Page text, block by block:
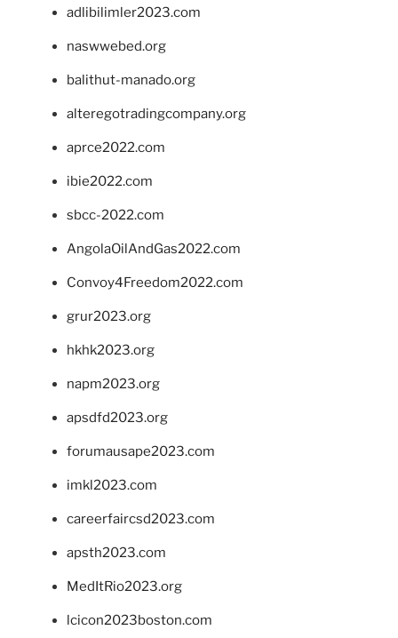
adlibilimler2023.com
naswwebed.org
balithut-manado.org
alteregotradingcompany.org
aprce2022.com
ibie2022.com
sbcc-2022.com
AngolaOilAndGas2022.com
Convoy4Freedom2022.com
grur2023.org
hkhk2023.org
napm2023.org
apsdfd2023.org
forumausape2023.com
imkl2023.com
careerfaircsd2023.com
apsth2023.com
MedItRio2023.org
lcicon2023boston.com